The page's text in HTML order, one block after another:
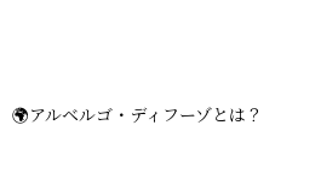
🌍アルベルゴ・ディフーゾとは？